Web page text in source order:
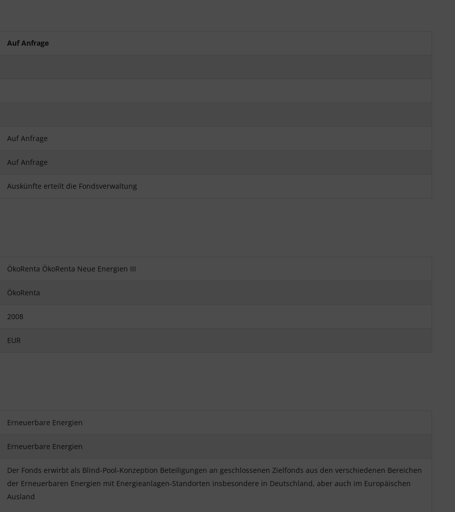
Auf Anfrage
Auf Anfrage
Auf Anfrage
Auskünfte erteilt die Fondsverwaltung
ÖkoRenta ÖkoRenta Neue Energien III
ÖkoRenta
2008
EUR
Erneuerbare Energien
Erneuerbare Energien
Der Fonds erwirbt als Blind-Pool-Konzeption Beteiligungen an geschlossenen Zielfonds aus den verschiedenen Bereichen
der Erneuerbaren Energien mit Energieanlagen-Standorten insbesondere in Deutschland, aber auch im Europäischen
Ausland